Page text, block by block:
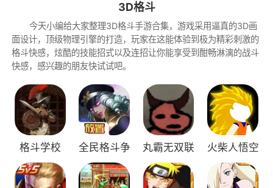
游戏特色
1、仍需要通过10次胜利来获得相应角色的
羁绊值，玩家只能选择解锁后的角色作为队友）
2、无限金币可以使用，装备物品随便买
3、螺旋丸、千鸟、雷切…每一次释放必杀技
时那一声充满力量的嘶喊，每一次明白真相后的
歇斯底里，每一次成功时的欢呼雀跃…那熟悉的
声音总是回荡在我们的脑海挥之不去。游戏采用
3D格斗
今天小编给大家整理3D格斗手游合集，游戏采用逼真的3D画
面设计，顶级物理引擎的打造，玩家在这能体验到极为精彩刺激的
格斗快感，炫酷的技能招式以及连招让你能享受到酣畅淋漓的战斗
快感，感兴趣的朋友快试试吧。
格斗学校
全民格斗争
霸
丸霸无双联
机版
火柴人悟空
格斗最新版